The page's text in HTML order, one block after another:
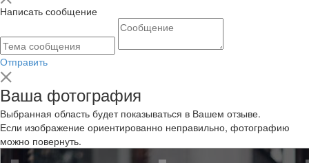
Написать сообщение
Отправить
Ваша фотография
Выбранная область будет показываться в Вашем отзыве.
Если изображение ориентированно неправильно, фотографию
можно повернуть.